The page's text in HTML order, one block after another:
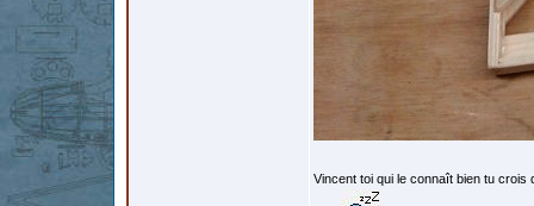
Vincent toi qui le connaît bien tu